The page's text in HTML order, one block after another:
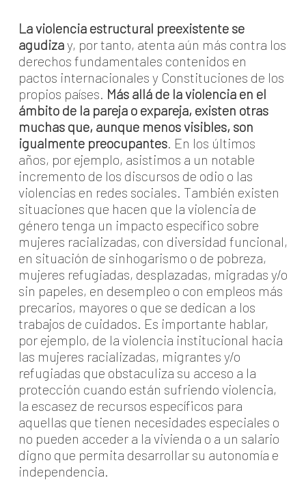
La violencia estructural preexistente se
agudizay, por tanto, atenta aún más contra los
derechos fundamentales contenidos en
pactos internacionales y Constituciones de los
propios países. Más allá de la violencia en el
ámbito de la pareja o expareja, existen otras
muchas que, aunque menos visibles, son
igualmente preocupantes. En los últimos
años, por ejemplo, asistimos a un notable
incremento de los discursos de odio o las
violencias en redes sociales. También existen
situaciones que hacen que la violencia de
género tenga un impacto específico sobre
mujeres racializadas, con diversidad funcional,
en situación de sinhogarismo o de pobreza,
mujeres refugiadas, desplazadas, migradas y/o
sin papeles, en desempleo o con empleos más
precarios, mayores o que se dedican a los
trabajos de cuidados. Es importante hablar,
por ejemplo, de la violencia institucional hacia
las mujeres racializadas, migrantes y/o
refugiadas que obstaculiza su acceso a la
protección cuando están sufriendo violencia,
la escasez de recursos específicos para
aquellas que tienen necesidades especiales o
no pueden acceder a la vivienda o a un salario
digno que permita desarrollar su autonomía e
independencia.